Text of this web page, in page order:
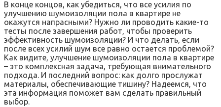
В конце концов, как убедиться, что все усилия по
улучшению шумоизоляции пола в квартире не
окажутся напрасными? Нужно ли проводить какие-то
тесты после завершения работ, чтобы проверить
эффективность шумоизоляции? И что делать, если
после всех усилий шум все равно остается проблемой?
Как видите, улучшение шумоизоляции пола в квартире
– это комплексная задача, требующая внимательного
подхода. И последний вопрос: как долго прослужат
материалы, обеспечивающие тишину? Надеемся, что
эта информация поможет вам сделать правильный
выбор.